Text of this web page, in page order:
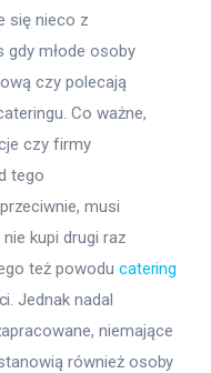
się nieco z
gdy młode osoby
czy polecają
Co ważne,
czy firmy
tego
musi
kupi drugi raz
też powodu catering
Jednak nadal
niemające
również osoby